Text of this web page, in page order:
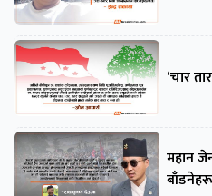
‘चार
महान